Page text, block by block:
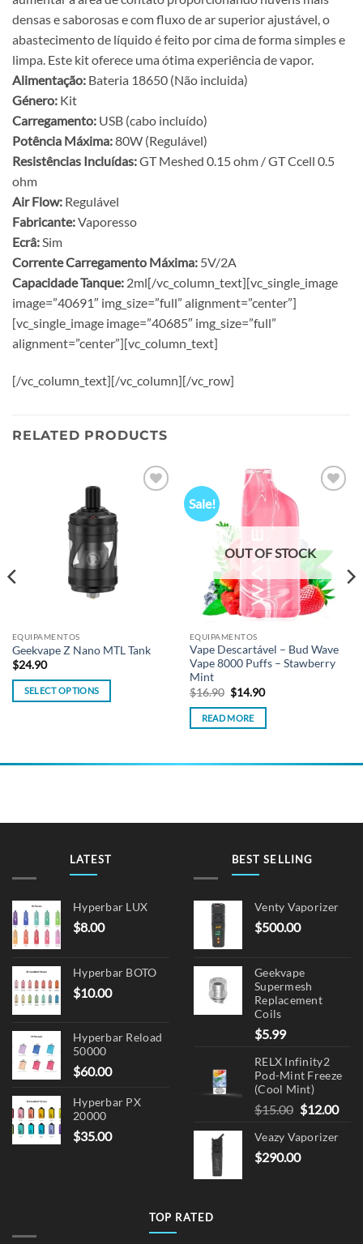
densas e saborosas e com fluxo de ar superior ajustável, o
abastecimento de líquido é feito por cima de forma simples e
limpa. Este kit oferece uma ótima experiência de vapor.
Alimentação: Bateria 18650 (Não incluida)
Género: Kit
Carregamento: USB (cabo incluído)
Potência Máxima:80W (Regulável)
Resistências Incluídas:GT Meshed 0.15 ohm / GT Ccell 0.5
ohm
Air Flow: Regulável
Fabricante:Vaporesso
Ecrâ:Sim
Corrente Carregamento Máxima: 5V/2A
Capacidade Tanque: 2ml[/vc_column_text][vc_single_image
image=”40691″ img_size=”full” alignment=”center”]
[vc_single_image image=”40685″ img_size=”full”
alignment=”center”][vc_column_text]
[/vc_column_text][/vc_column][/vc_row]
RELATED PRODUCTS
EQUIPAMENTOS
Geekvape Z Nano MTL Tank
$24.90
SELECT OPTIONS
multiple
on
product
page
Sale!
OUT OF STOCK
EQUIPAMENTOS
Vape Descartável – Bud Wave
Vape 8000 Puffs – Stawberry
Mint
$16.90 Original
price
was:
$16.90.
$14.90Current
is:
READ MORE
LATEST
Hyperbar LUX
$8.00
Hyperbar BOTO
$10.00
Hyperbar Reload
50000
$60.00
Hyperbar PX
20000
$35.00
BEST SELLING
Venty Vaporizer
$500.00
Geekvape
Supermesh
Replacement
Coils
$5.99
RELX Infinity2
Pod-Mint Freeze
(Cool Mint)
$15.00 Original
was:
$15.00.
$12.00
Veazy Vaporizer
$290.00
TOP RATED